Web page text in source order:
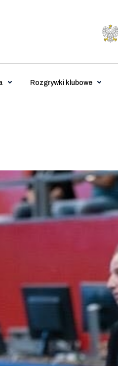
Rozgrywki klubowe